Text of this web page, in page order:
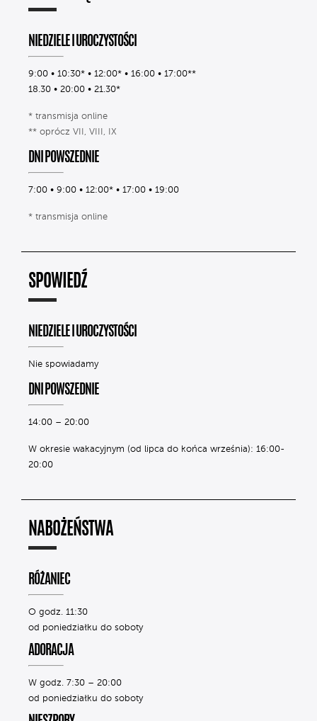
NIEDZIELE I UROCZYSTOŚCI
9:00 • 10:30* • 12:00* • 16:00 • 17:00**
18.30 • 20:00 • 21.30*
* transmisja online
** oprócz VII, VIII, IX
DNI POWSZEDNIE
7:00 • 9:00 • 12:00* • 17:00 • 19:00
* transmisja online
SPOWIEDŹ
NIEDZIELE I UROCZYSTOŚCI
Nie spowiadamy
DNI POWSZEDNIE
14:00 – 20:00
W okresie wakacyjnym (od lipca do końca września): 16:00-
20:00
NABOŻEŃSTWA
RÓŻANIEC
O godz. 11:30
od poniedziałku do soboty
ADORACJA
W godz. 7:30 – 20:00
od poniedziałku do soboty